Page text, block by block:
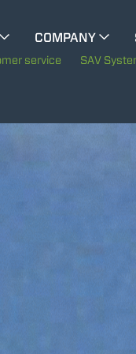
COMPANY
The History of Merlo
service SAV